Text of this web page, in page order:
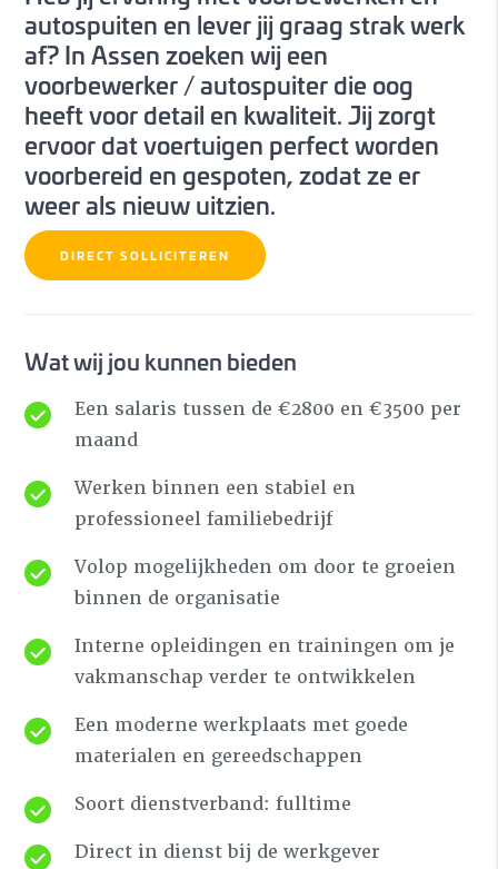
autospuiten en lever jij graag strak werk
af? In Assen zoeken wij een
voorbewerker / autospuiter die oog
heeft voor detail en kwaliteit. Jij zorgt
ervoor dat voertuigen perfect worden
voorbereid en gespoten, zodat ze er
weer als nieuw uitzien.
DIRECT SOLLICITEREN
Wat wij jou kunnen bieden
Een salaris tussen de €2800 en €3500 per
maand
Werken binnen een stabiel en
professioneel familiebedrijf
Volop mogelijkheden om door te groeien
binnen de organisatie
Interne opleidingen en trainingen om je
vakmanschap verder te ontwikkelen
Een moderne werkplaats met goede
materialen en gereedschappen
Soort dienstverband: fulltime
Direct in dienst bij de werkgever